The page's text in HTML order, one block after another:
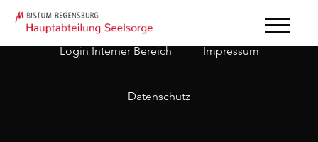
Login Interner Bereich Impressum
Datenschutz